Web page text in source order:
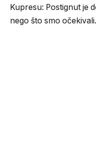
Kupresu: Postignut je
nego što smo očekivali.